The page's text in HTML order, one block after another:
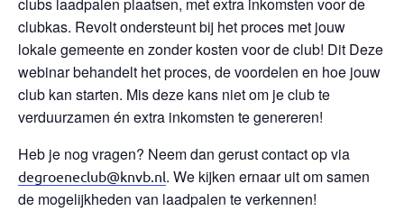
clubs laadpalen plaatsen, met extra inkomsten voor de
clubkas. Revolt ondersteunt bij het proces met jouw
lokale gemeente en zonder kosten voor de club! Dit Deze
webinar behandelt het proces, de voordelen en hoe jouw
club kan starten. Mis deze kans niet om je club te
verduurzamen én extra inkomsten te genereren!
Heb je nog vragen? Neem dan gerust contact op via
degroeneclub@knvb.nl. We kijken ernaar uit om samen
de mogelijkheden van laadpalen te verkennen!